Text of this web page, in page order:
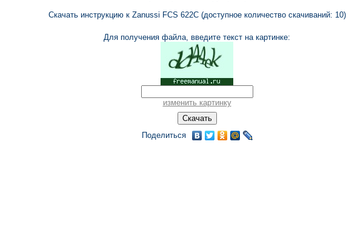
Скачать инструкцию к Zanussi FCS 622C (доступное количество скачиваний: 10)
Для получения файла, введите текст на картинке:
изменить картинку
Поделиться